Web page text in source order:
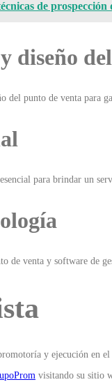
de prospección
diseño
del punto de venta
para brindar un
de venta y software de
y ejecución en
visitando su sitio